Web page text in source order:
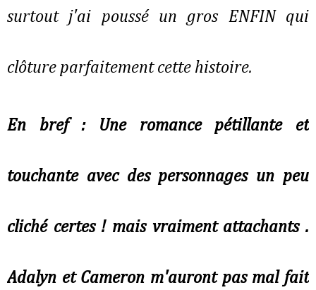
surtout j'ai poussé un gros ENFIN qui
clôture parfaitement cette histoire.
En bref : Une romance pétillante et
touchante avec des personnages un peu
cliché certes ! mais vraiment attachants .
Adalyn et Cameron m'auront pas mal fait